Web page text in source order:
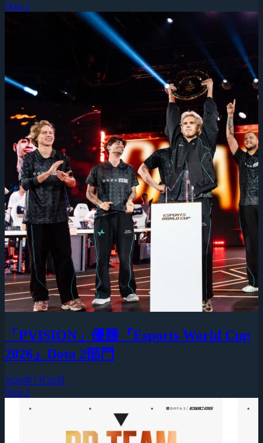
Dota 2
「PVISION」優勝『Esports World Cup
2026』Dota 2部門
2026年7月20日
Dota 2